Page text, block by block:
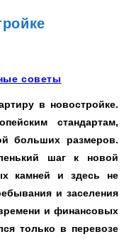
советы
в новостройке.
стандартам,
больших размеров.
шаг к новой
камней и здесь не
и заселения
и финансовых
только в перевозе